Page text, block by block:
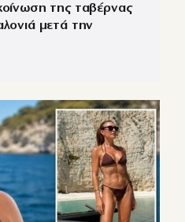
της ταβέρνας
μετά την